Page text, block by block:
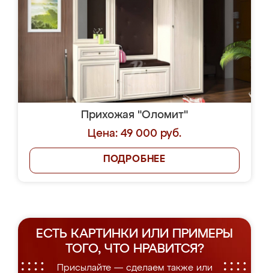
Прихожая "Оломит"
Цена: 49 000 руб.
ПОДРОБНЕЕ
ЕСТЬ КАРТИНКИ ИЛИ ПРИМЕРЫ
ТОГО, ЧТО НРАВИТСЯ?
Присылайте — сделаем также или